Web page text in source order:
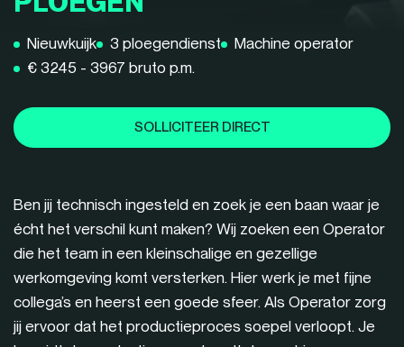
Nieuwkuijk 3 ploegendienst
Machine operator
€ 3245 - 3967 bruto p.m.
SOLLICITEER DIRECT
Ben jij technisch ingesteld en zoek je een baan waar je
écht het verschil kunt maken? Wij zoeken een Operator
die het team in een kleinschalige en gezellige
werkomgeving komt versterken. Hier werk je met fijne
collega’s en heerst een goede sfeer. Als Operator zorg
jij ervoor dat het productieproces soepel verloopt. Je